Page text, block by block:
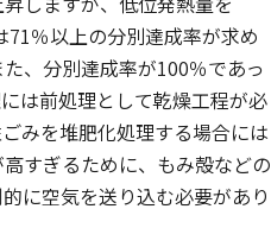
％以上の分別達成率が求め
、分別達成率が100％であっ
は前処理として乾燥工程が必
みを堆肥化処理する場合には
すぎるために、もみ殻などの
に空気を送り込む必要があり